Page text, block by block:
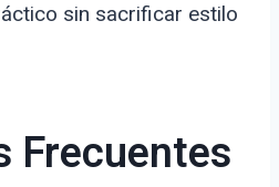
sin sacrificar estilo
Frecuentes